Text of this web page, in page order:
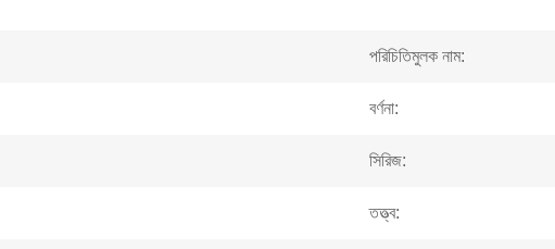
পরিচিতিমুলক নাম:
বর্ণনা:
সিরিজ:
তত্ত্ব: